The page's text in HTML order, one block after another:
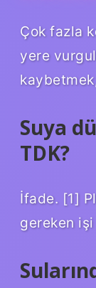
Çok fazla
yere
Suya
TDK?
İfade. [1]
gereken işi